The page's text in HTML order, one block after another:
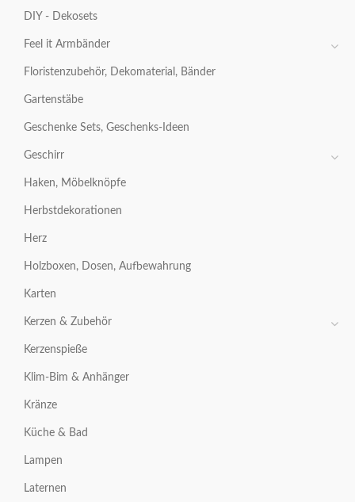
DIY - Dekosets
Feel it Armbänder
Floristenzubehör, Dekomaterial, Bänder
Gartenstäbe
Geschenke Sets, Geschenks-Ideen
Geschirr
Haken, Möbelknöpfe
Herbstdekorationen
Herz
Holzboxen, Dosen, Aufbewahrung
Karten
Kerzen & Zubehör
Kerzenspieße
Klim-Bim & Anhänger
Kränze
Küche & Bad
Lampen
Laternen